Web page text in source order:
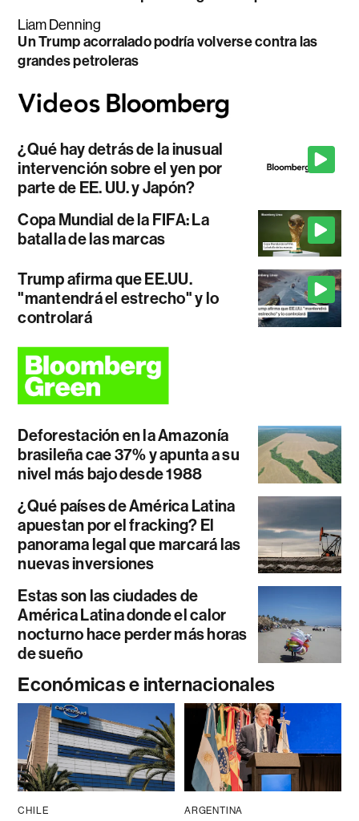
Liam Denning
Un Trump acorralado podría volverse contra las
grandes petroleras
¿Qué hay detrás de la inusual
intervención sobre el yen por
parte de EE. UU. y Japón?
Copa Mundial de la FIFA: La
batalla de las marcas
Trump afirma que EE.UU.
"mantendrá el estrecho" y lo
controlará
Deforestación en la Amazonía
brasileña cae 37% y apunta a su
nivel más bajo desde 1988
¿Qué países de América Latina
apuestan por el fracking? El
panorama legal que marcará las
nuevas inversiones
Estas son las ciudades de
América Latina donde el calor
nocturno hace perder más horas
de sueño
Económicas e internacionales
CHILE ARGENTINA